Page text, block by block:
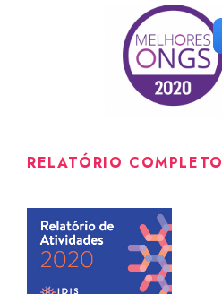
RELATÓRIO COMPLETO